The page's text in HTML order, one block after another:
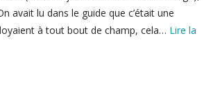
avait lu dans le guide que c’était une
à tout bout de champ, cela… Lire la